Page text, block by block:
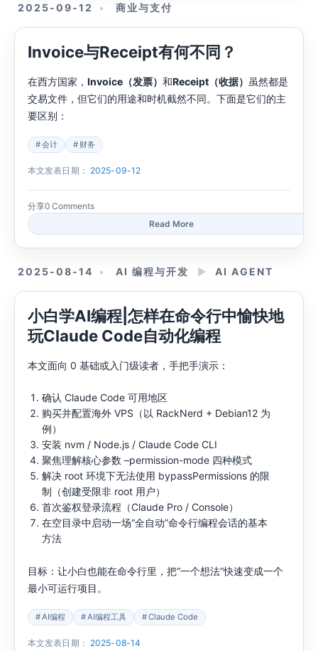
2025-09-12 商业与支付
Invoice与Receipt有何不同？
在西方国家， Invoice（发票） 和Receipt（收据） 虽然都是
交易文件，但它们的用途和时机截然不同。下面是它们的主
要区别：
会计 财务
本文发表日期： 2025-09-12
分享0 Comments
Read More
2025-08-14 AI 编程与开发 ► AI AGENT
小白学AI编程|怎样在命令行中愉快地
玩Claude Code自动化编程
本文面向 0 基础或入门级读者，手把手演示：
确认 Claude Code 可用地区
购买并配置海外 VPS（以 RackNerd + Debian12 为
例）
安装 nvm / Node.js / Claude Code CLI
聚焦理解核心参数 –permission-mode 四种模式
解决 root 环境下无法使用 bypassPermissions 的限
制（创建受限非 root 用户）
首次鉴权登录流程（Claude Pro / Console）
在空目录中启动一场“全自动”命令行编程会话的基本
方法
目标：让小白也能在命令行里，把“一个想法”快速变成一个
最小可运行项目。
AI编程 AI编程工具 Claude Code
本文发表日期： 2025-08-14